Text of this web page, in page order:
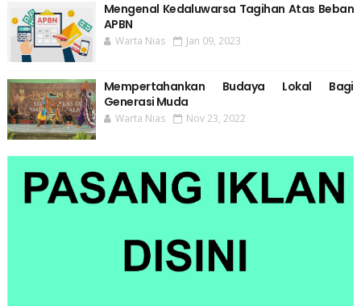
Mengenal Kedaluwarsa Tagihan Atas Beban
APBN
Warta Nias Jan 09, 2023
Mempertahankan Budaya Lokal Bagi
Generasi Muda
Warta Nias Nov 23, 2022